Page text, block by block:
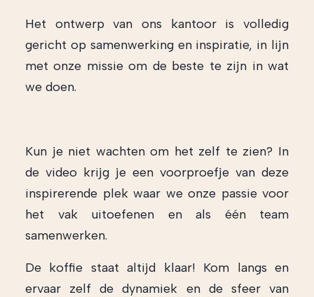
Het ontwerp van ons kantoor is volledig
gericht op samenwerking en inspiratie, in lijn
met onze missie om de beste te zijn in wat
we doen.
Kun je niet wachten om het zelf te zien? In
de video krijg je een voorproefje van deze
inspirerende plek waar we onze passie voor
het vak uitoefenen en als één team
samenwerken.
De koffie staat altijd klaar! Kom langs en
ervaar zelf de dynamiek en de sfeer van